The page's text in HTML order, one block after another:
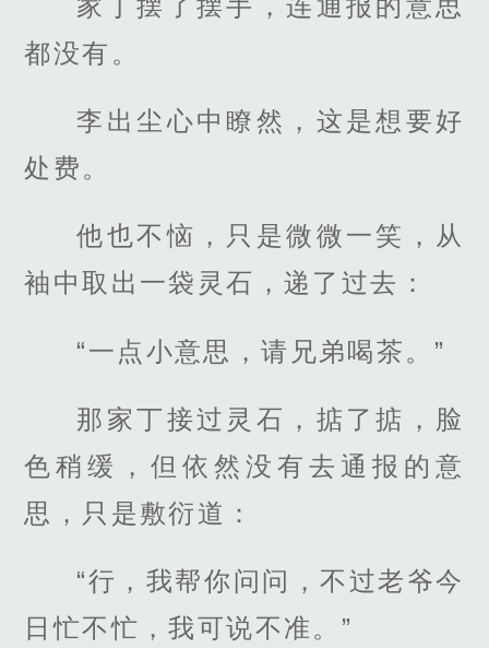
家丁摆了摆手，连通报的意思
都没有。
李出尘心中瞭然，这是想要好
处费。
他也不恼，只是微微一笑，从
袖中取出一袋灵石，递了过去：
“一点小意思，请兄弟喝茶。”
那家丁接过灵石，掂了掂，脸
色稍缓，但依然没有去通报的意
思，只是敷衍道：
“行，我帮你问问，不过老爷今
日忙不忙，我可说不准。”